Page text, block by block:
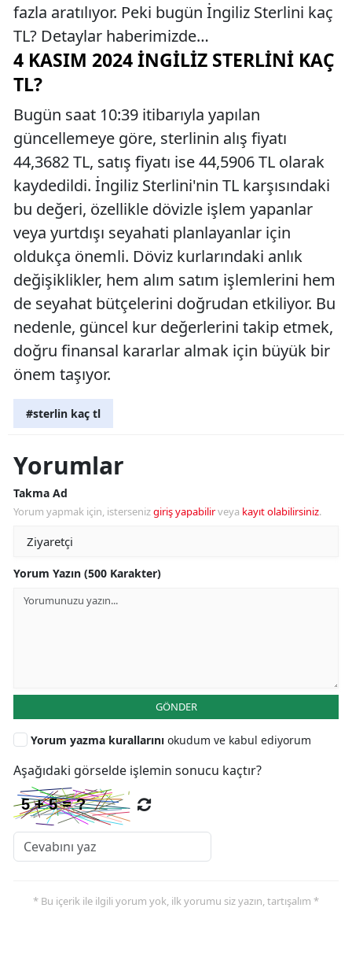
fazla aratılıyor. Peki bugün İngiliz Sterlini kaç
TL? Detaylar haberimizde…
4 KASIM 2024 İNGILIZ STERLINI KAÇ
TL?
Bugün saat 10:39 itibarıyla yapılan
güncellemeye göre, sterlinin alış fiyatı
44,3682 TL, satış fiyatı ise 44,5906 TL olarak
kaydedildi. İngiliz Sterlini'nin TL karşısındaki
bu değeri, özellikle dövizle işlem yapanlar
veya yurtdışı seyahati planlayanlar için
oldukça önemli. Döviz kurlarındaki anlık
değişiklikler, hem alım satım işlemlerini hem
de seyahat bütçelerini doğrudan etkiliyor. Bu
nedenle, güncel kur değerlerini takip etmek,
doğru finansal kararlar almak için büyük bir
önem taşıyor.
#sterlin kaç tl
Yorumlar
Takma Ad
Yorum yapmak için, istersenizgiriş yapabilirveya kayıt olabilirsiniz.
Yorum Yazın (500 Karakter)
GÖNDER
Yorum yazma kurallarını okudum ve kabul ediyorum
Aşağıdaki görselde işlemin sonucu kaçtır?
* Bu içerik ile ilgili yorum yok, ilk yorumu siz yazın, tartışalım *